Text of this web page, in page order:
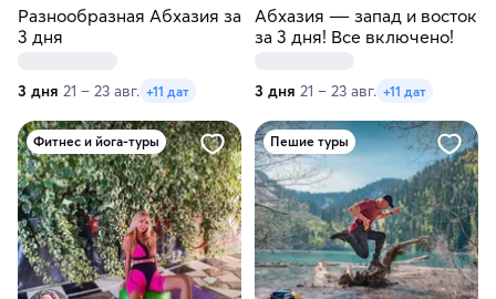
Разнообразная Абхазия за
3 дня
3 дня 21 – 23 авг. +11 дат
Абхазия ― запад и восток
за 3 дня! Все включено!
3 дня 21 – 23 авг. +11 дат
Фитнес и йога-туры Пешие туры